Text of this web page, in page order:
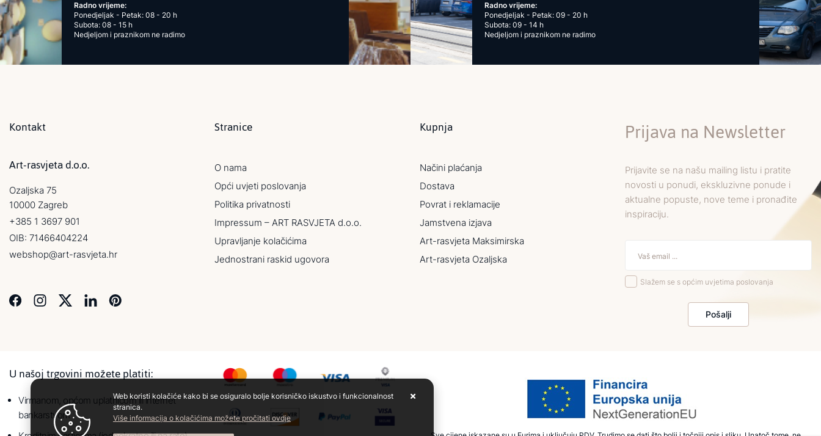
Radno vrijeme:
Ponedjeljak - Petak: 08 - 20 h
Subota: 08 - 15 h
Nedjeljom i praznikom ne radimo
Radno vrijeme:
Ponedjeljak - Petak: 09 - 20 h
Subota: 09 - 14 h
Nedjeljom i praznikom ne radimo
Kontakt
Art-rasvjeta d.o.o.
Ozaljska 75
10000 Zagreb
+385 1 3697 901
OIB: 71466404224
webshop@art-rasvjeta.hr
Stranice
O nama
Opći uvjeti poslovanja
Politika privatnosti
Impressum – ART RASVJETA d.o.o.
Upravljanje kolačićima
Jednostrani raskid ugovora
Kupnja
Načini plaćanja
Dostava
Povrat i reklamacije
Jamstvena izjava
Art-rasvjeta Maksimirska
Art-rasvjeta Ozaljska
Prijava na Newsletter
Prijavite se na našu mailing listu i pratite
novosti u ponudi, ekskluzivne ponude i
aktualne popuste, nove teme i pronađite
inspiraciju.
Slažem se s općim uvjetima poslovanja
Pošalji
U našoj trgovini možete platiti:
Virmanom, općom uplatnicom ili internet
bankarstvom
Web koristi kolačiće kako bi se osiguralo bolje korisničko iskustvo i funkcionalnost
stranica.
Više informacija o kolačićima možete pročitati ovdje